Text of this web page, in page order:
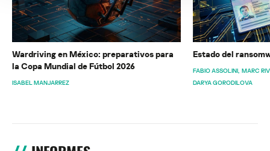
Wardriving en México: preparativos para
la Copa Mundial de Fútbol 2026
ISABEL MANJARREZ
Estado del
FABIO ASSOLINI MARC
DARYA GORODILOVA